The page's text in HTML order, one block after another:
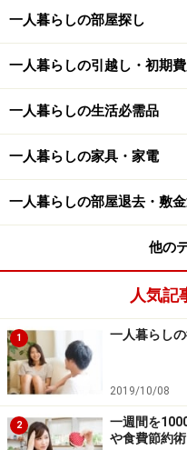
一人暮らしの部屋探し
一人暮らしの引越し・初期
一人暮らしの生活必需品
一人暮らしの家具・家電
一人暮らしの部屋退去・敷
他の
人気記
1 一人暮らし
2019/10/08
2
一週間を
や食費節約術